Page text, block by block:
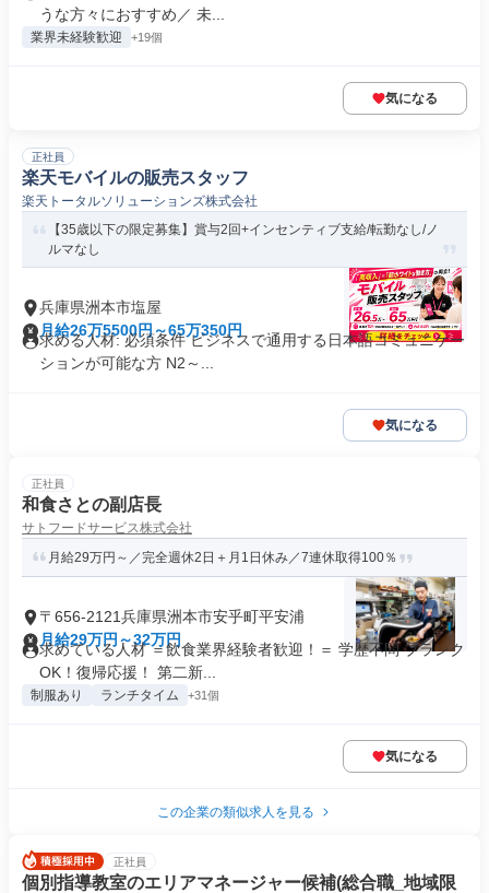
うな方々におすすめ／ 未...
業界未経験歓迎 +19個
気になる
正社員
楽天モバイルの販売スタッフ
楽天トータルソリューションズ株式会社
【35歳以下の限定募集】賞与2回+インセンティブ支給/転勤なし/ノ
ルマなし
兵庫県洲本市塩屋
月給26万5500円～65万350円
求める人材: 必須条件 ビジネスで通用する日本語コミュニケー
ションが可能な方 N2～...
気になる
正社員
和食さとの副店長
サトフードサービス株式会社
月給29万円～／完全週休2日＋月1日休み／7連休取得100％
〒656-2121兵庫県洲本市安乎町平安浦
月給29万円～32万円
求めている人材 ＝飲食業界経験者歓迎！＝ 学歴不問 ブランク
OK！復帰応援！ 第二新...
制服あり ランチタイム +31個
気になる
この企業の類似求人を見る
正社員
個別指導教室のエリアマネージャー候補(総合職_地域限